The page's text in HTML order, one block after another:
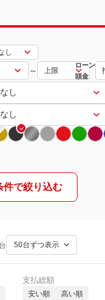
～
ローン
頭金
件で絞り込む
台
支払総額
安い順 高い順